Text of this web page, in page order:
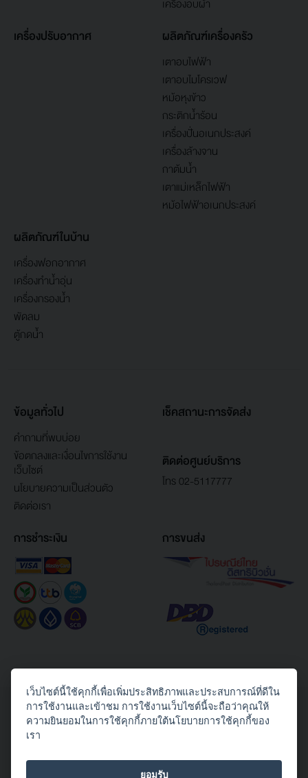
เครื่องอบผ้า
เครื่องปรับอากาศ ผลิตภัณฑ์เครื่องครัว
เตาอบไฟฟ้า
เตาอบไมโครเวฟ
หม้อหุงข้าว
กระติกน้ำร้อน
เครื่องปั่นอเนกประสงค์
เครื่องล้างจาน
กาต้มน้ำ
เตาแม่เหล็กไฟฟ้า
หม้อไฟฟ้าอเนกประสงค์
ผลิตภัณฑ์ในบ้าน
เครื่องฟอกอากาศ
เครื่องทำน้ำอุ่น
เครื่องกรองน้ำ
พัดลม
ตู้กดน้ำ
ข้อมูลทั่วไป
คำถามที่พบบ่อย
ข้อตกลงและเงื่อนไขการใช้งาน
เว็บไซต์
นโยบายความเป็นส่วนตัว
ติดต่อเรา
เช็คสถานะการจัดส่ง
ติดต่อศูนย์บริการ
โทร 02-5117777
การชำระเงิน การขนส่ง
Copyright© 2026 Toshiba Thailand Co., Ltd. All Rights Reserved.
เว็บไซต์นี้ใช้คุกกี้เพื่อเพิ่มประสิทธิภาพและประสบการณ์ที่ดีใน
การใช้งานและเข้าชม การใช้งานเว็บไซต์นี้จะถือว่าคุณให้
ความยินยอมในการใช้คุกกี้ภายใต้นโยบายการใช้คุกกี้ของ
เรา
ยอมรับ